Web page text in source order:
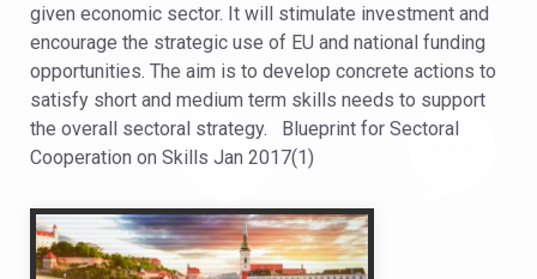
given economic sector. It will stimulate investment and
encourage the strategic use of EU and national funding
opportunities. The aim is to develop concrete actions to
satisfy short and medium term skills needs to support
the overall sectoral strategy. Blueprint for Sectoral
Cooperation on Skills Jan 2017(1)